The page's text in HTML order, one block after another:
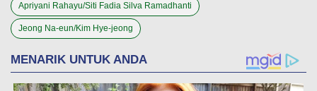
Apriyani Rahayu/Siti Fadia Silva Ramadhanti
Jeong Na-eun/Kim Hye-jeong